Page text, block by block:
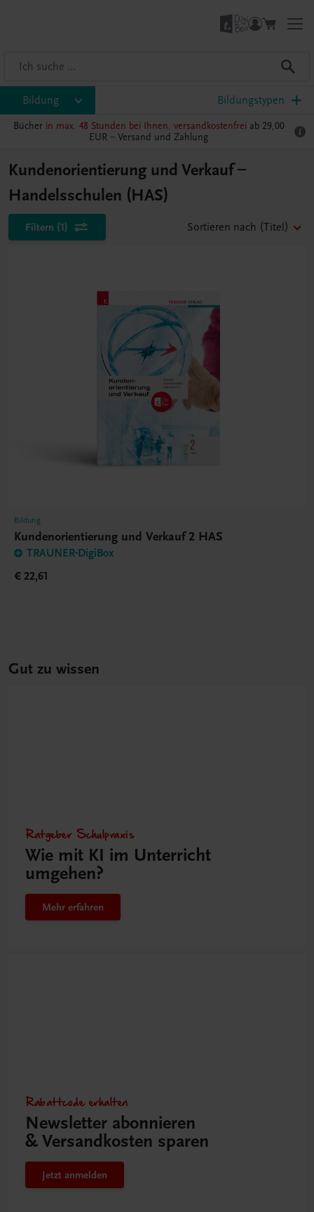
Bildung Bildungstypen
Bücher in max. 48 Stunden bei Ihnen, versandkostenfrei ab 29,00
EUR – Versand und Zahlung
Kundenorientierung und Verkauf –
Handelsschulen (HAS)
Filtern (1) Sortieren nach (Titel)
Bildung
Kundenorientierung und Verkauf 2 HAS
TRAUNER-DigiBox
€ 22,61
Gut zu wissen
Ratgeber Schulpraxis
Wie mit KI im Unterricht
umgehen?
Mehr erfahren
Rabattcode erhalten
Newsletter abonnieren
& Versandkosten sparen
Jetzt anmelden